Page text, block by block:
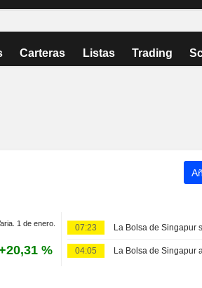
Carteras Listas Trading
1 de enero.
%
07:23
04:05